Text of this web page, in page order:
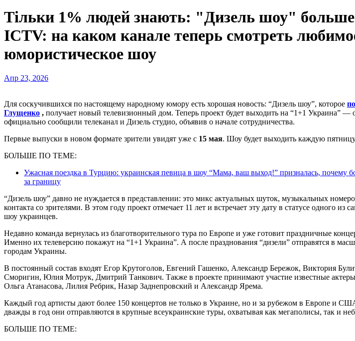
Тільки 1% людей знають: "Дизель шоу" больше
ICTV: на каком канале теперь смотреть
юмористическое шоу
Апр 23, 2026
Для соскучившихся по настоящему народному юмору есть хорошая новость: “Дизель шоу”, которое
Глущенко , получает новый телевизионный дом. Теперь проект будет выходить на “1+1 Украина” —
официально сообщили телеканал и Дизель студио, объявив о начале сотрудничества.
Первые выпуски в новом формате зрители увидят уже с 15 мая. Шоу будет выходить каждую
БОЛЬШЕ ПО ТЕМЕ:
Ужасная поездка в Турцию: украинская певица в шоу “Мама, ваш выход!” призналась, почему
за границу
“Дизель шоу” давно не нуждается в представлении: это микс актуальных шуток, музыкальных
контакта со зрителями. В этом году проект отмечает 11 лет и встречает эту дату в статусе одного из
шоу украинцев.
Недавно команда вернулась из благотворительного тура по Европе и уже готовит праздничные
Именно их телеверсию покажут на “1+1 Украина”. А после празднования “дизели” отправятся в
городам Украины.
В постоянный состав входят Егор Крутоголов, Евгений Гашенко, Александр Бережок, Виктория
Сморигин, Юлия Мотрук, Дмитрий Танкович. Также в проекте принимают участие известные
Ольга Атанасова, Лилия Ребрик, Назар Заднепровский и Александр Ярема.
Каждый год артисты дают более 150 концертов не только в Украине, но и за рубежом в Европе и
дважды в год они отправляются в крупные всеукраинские туры, охватывая как мегаполисы, так и
БОЛЬШЕ ПО ТЕМЕ: